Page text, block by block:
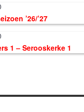
’26/’27
1 – Serooskerke 1